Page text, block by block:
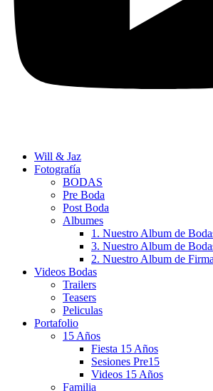
Will & Jaz
Fotografía
BODAS
Pre Boda
Post Boda
Albumes
1. Nuestro Album de
3. Nuestro Album de
2. Nuestro Album de
Videos Bodas
Trailers
Teasers
Peliculas
Portafolio
15 Años
Fiesta 15 Años
Sesiones Pre15
Videos 15 Años
Familia